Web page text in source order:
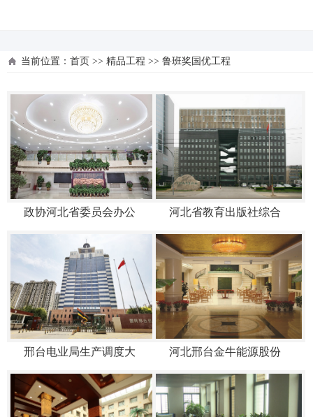
当前位置： 首页 >> 精品工程 >> 鲁班奖国优工程
政协河北省委员会办公 河北省教育出版社综合
邢台电业局生产调度大 河北邢台金牛能源股份